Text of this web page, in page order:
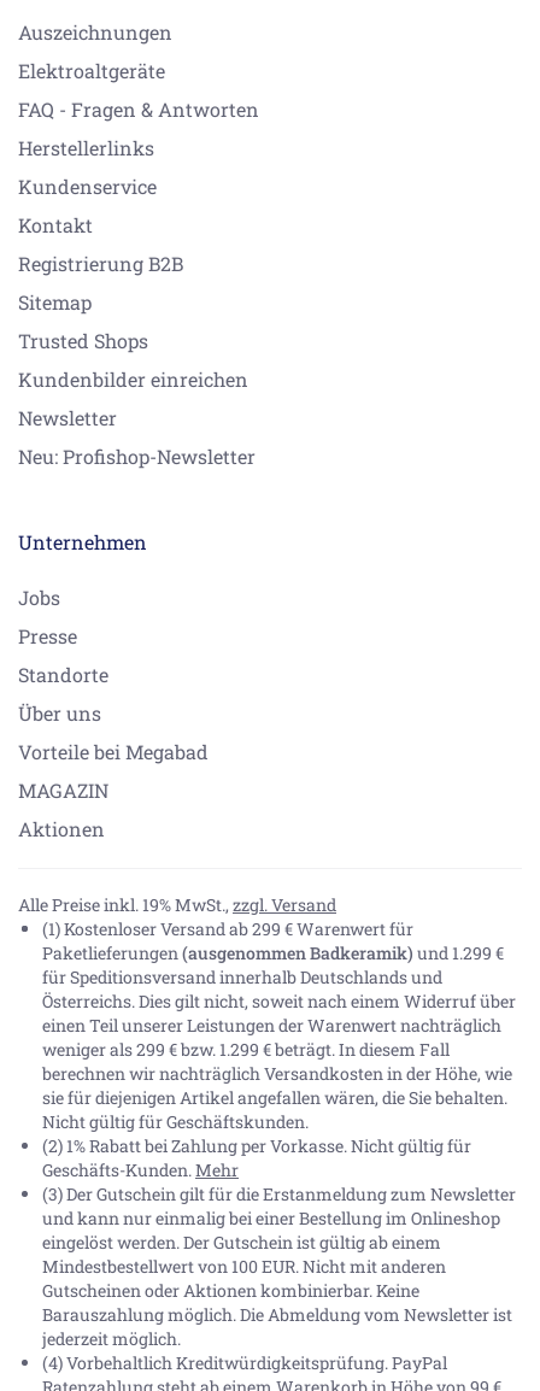
Auszeichnungen
Elektroaltgeräte
FAQ - Fragen & Antworten
Herstellerlinks
Kundenservice
Kontakt
Registrierung B2B
Sitemap
Trusted Shops
Kundenbilder einreichen
Newsletter
Neu: Profishop-Newsletter
Unternehmen
Jobs
Presse
Standorte
Über uns
Vorteile bei Megabad
MAGAZIN
Aktionen
Alle Preise inkl. 19% MwSt., zzgl. Versand
(1) Kostenloser Versand ab 299 € Warenwert für
Paketlieferungen(ausgenommen Badkeramik) und 1.299 €
für Speditionsversand innerhalb Deutschlands und
Österreichs. Dies gilt nicht, soweit nach einem Widerruf über
einen Teil unserer Leistungen der Warenwert nachträglich
weniger als 299 € bzw. 1.299 € beträgt. In diesem Fall
berechnen wir nachträglich Versandkosten in der Höhe, wie
sie für diejenigen Artikel angefallen wären, die Sie behalten.
Nicht gültig für Geschäftskunden.
(2) 1% Rabatt bei Zahlung per Vorkasse. Nicht gültig für
Geschäfts-Kunden.Mehr
(3) Der Gutschein gilt für die Erstanmeldung zum Newsletter
und kann nur einmalig bei einer Bestellung im Onlineshop
eingelöst werden. Der Gutschein ist gültig ab einem
Mindestbestellwert von 100 EUR. Nicht mit anderen
Gutscheinen oder Aktionen kombinierbar. Keine
Barauszahlung möglich. Die Abmeldung vom Newsletter ist
jederzeit möglich.
(4) Vorbehaltlich Kreditwürdigkeitsprüfung. PayPal